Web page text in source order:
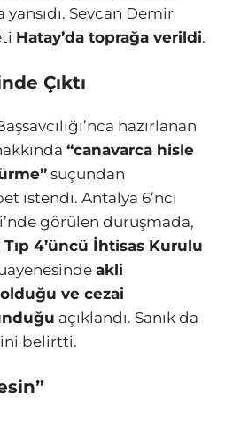
yansıdı. Sevcan Demir
Hatay’da toprağa verildi.
Çıktı
hazırlanan
“canavarca hisle
suçundan
istendi. Antalya 6’ncı
görülen duruşmada,
4’üncü İhtisas Kurulu
akli
ve cezai
açıklandı. Sanık da
belirtti.